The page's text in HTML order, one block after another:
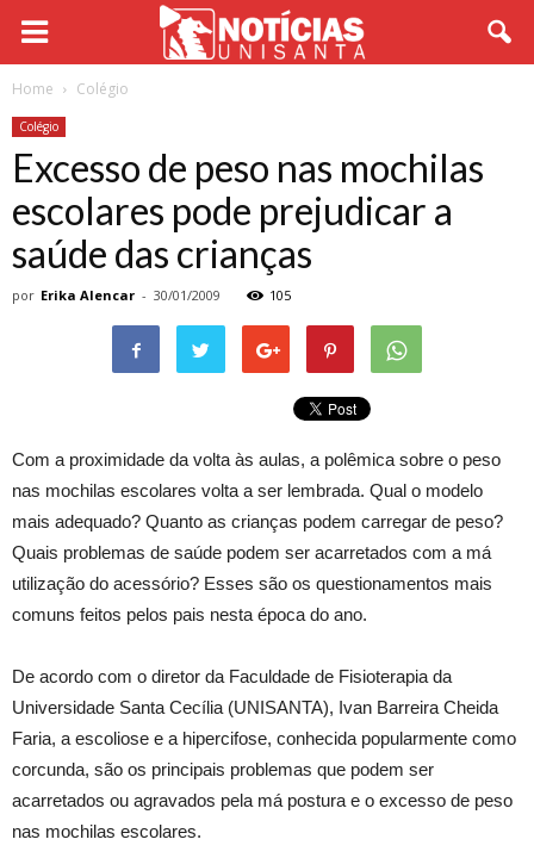
Home Colégio
Colégio
Excesso de peso nas mochilas
escolares pode prejudicar a
saúde das crianças
por Erika Alencar - 30/01/2009 105
Com a proximidade da volta às aulas, a polêmica sobre o peso
nas mochilas escolares volta a ser lembrada. Qual o modelo
mais adequado? Quanto as crianças podem carregar de peso?
Quais problemas de saúde podem ser acarretados com a má
utilização do acessório? Esses são os questionamentos mais
comuns feitos pelos pais nesta época do ano.
De acordo com o diretor da Faculdade de Fisioterapia da
Universidade Santa Cecília (UNISANTA), Ivan Barreira Cheida
Faria, a escoliose e a hipercifose, conhecida popularmente como
corcunda, são os principais problemas que podem ser
acarretados ou agravados pela má postura e o excesso de peso
nas mochilas escolares.